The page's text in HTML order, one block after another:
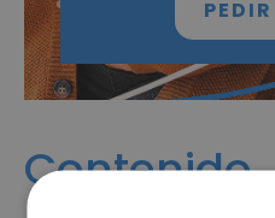
Contenido